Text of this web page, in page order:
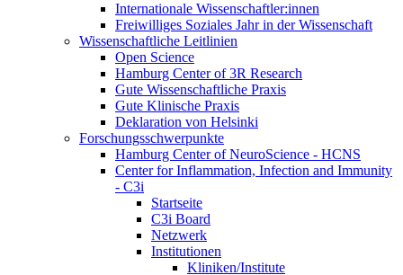
Internationale Wissenschaftler:innen
Freiwilliges Soziales Jahr in der Wissenschaft
Wissenschaftliche Leitlinien
Open Science
Hamburg Center of 3R Research
Gute Wissenschaftliche Praxis
Gute Klinische Praxis
Deklaration von Helsinki
Forschungsschwerpunkte
Hamburg Center of NeuroScience - HCNS
Center for Inflammation, Infection and Immunity
- C3i
Startseite
C3i Board
Netzwerk
Institutionen
Kliniken/Institute